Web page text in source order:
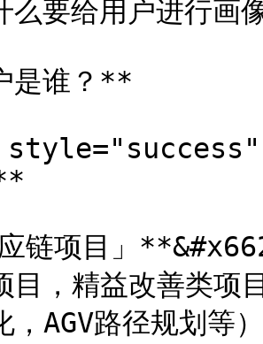
要给用户进行画
谁？**
链项目」
目，精益改善类项
，AGV路径规划等